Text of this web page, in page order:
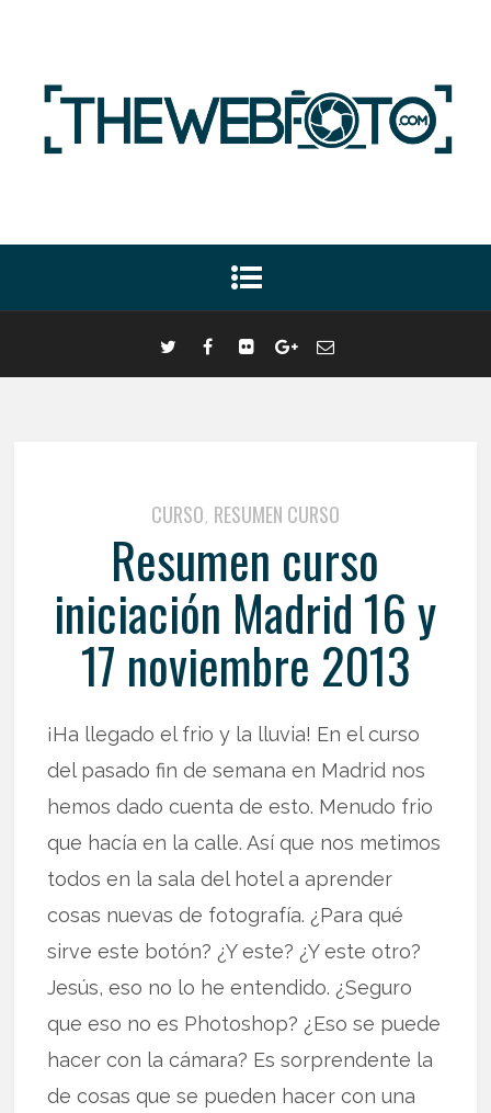
CURSO, RESUMEN CURSO
Resumen curso
iniciación Madrid 16 y
17 noviembre 2013
¡Ha llegado el frio y la lluvia! En el curso
del pasado fin de semana en Madrid nos
hemos dado cuenta de esto. Menudo frio
que hacía en la calle. Así que nos metimos
todos en la sala del hotel a aprender
cosas nuevas de fotografía. ¿Para qué
sirve este botón? ¿Y este? ¿Y este otro?
Jesús, eso no lo he entendido. ¿Seguro
que eso no es Photoshop? ¿Eso se puede
hacer con la cámara? Es sorprendente la
de cosas que se pueden hacer con una